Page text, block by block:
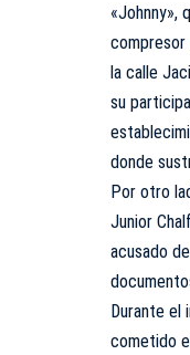
«Johnny»,
compresor
la calle
su
donde
Por otro
Junior
acusado
Durante el
cometido